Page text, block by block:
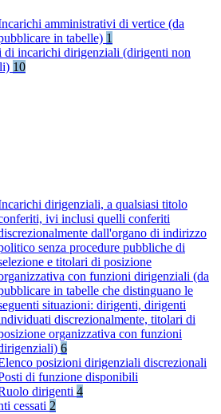
amministrativi di vertice (da
in tabelle) 1
di incarichi dirigenziali (dirigenti non
10
dirigenziali, a qualsiasi titolo
ivi inclusi quelli conferiti
dall'organo di indirizzo
senza procedure pubbliche di
e titolari di posizione
con funzioni dirigenziali (da
in tabelle che distinguano le
situazioni: dirigenti, dirigenti
discrezionalmente, titolari di
organizzativa con funzioni
6
posizioni dirigenziali discrezionali
di funzione disponibili
dirigenti 4
cessati 2